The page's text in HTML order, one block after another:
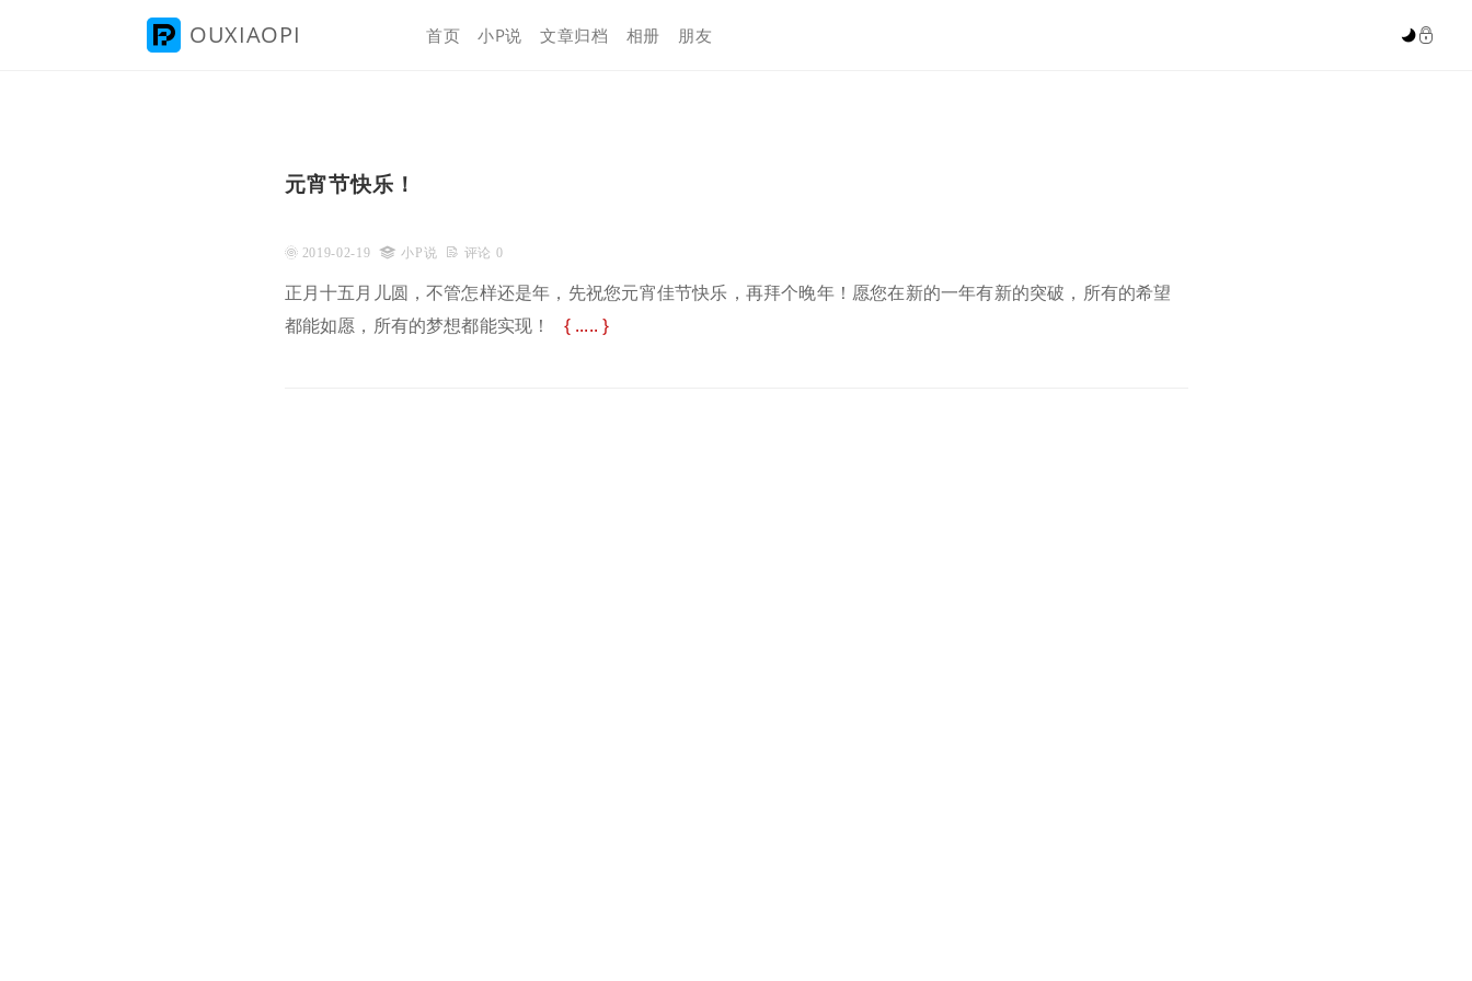
 OUXIAOPI 首页 小P说 文章归档 相册 朋友 
元宵节快乐！
 2019-02-19 小P说  评论 0
正月十五月儿圆，不管怎样还是年，先祝您元宵佳节快乐，再拜个晚年！愿您在新的一年有新的突破，所有的希望
都能如愿，所有的梦想都能实现！
.....